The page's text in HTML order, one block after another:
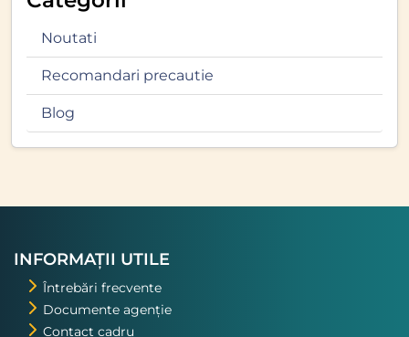
Noutati
Recomandari precautie
Blog
INFORMAȚII UTILE
Întrebări frecvente
Documente agenție
Contact cadru